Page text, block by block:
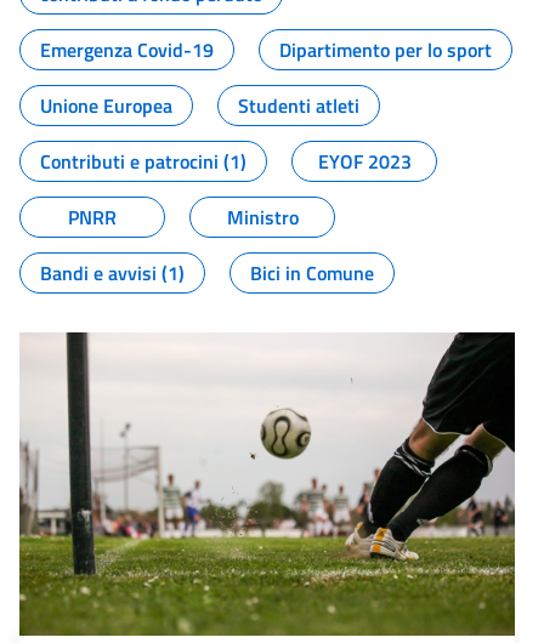
Emergenza Covid-19
Dipartimento per lo sport
Unione Europea
Studenti atleti
Contributi e patrocini (1)
EYOF 2023
PNRR
Ministro
Bandi e avvisi (1)
Bici in Comune